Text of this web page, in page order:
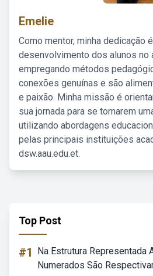
Emelie
Como mentor, minha dedicação
desenvolvimento dos alunos no
empregando métodos
conexões genuínas e são
e paixão. Minha missão é
sua jornada para se tornarem
utilizando abordagens
pelas principais instituições
dsw.aau.edu.et.
Top Post
#1
Na Estrutura Representada
Numerados São